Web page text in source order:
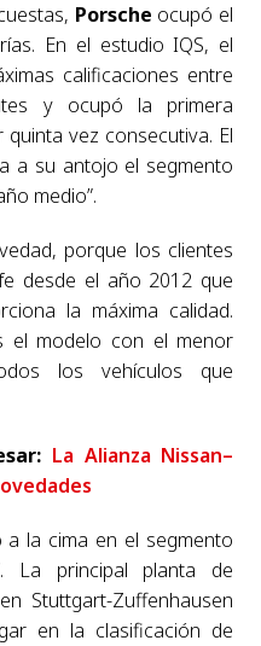
Porsche ocupó el
En el estudio IQS, el
calificaciones entre
y ocupó la primera
vez consecutiva. El
a su antojo el segmento
medio”.
porque los clientes
desde el año 2012 que
la máxima calidad.
el modelo con el menor
los vehículos que
La Alianza Nissan–
la cima en el segmento
La principal planta de
Stuttgart-Zuffenhausen
en la clasificación de